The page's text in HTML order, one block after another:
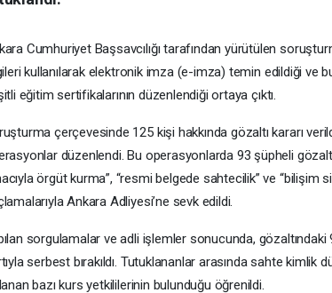
Cumhuriyet Başsavcılığı tarafından yürütülen
kullanılarak elektronik imza (e-imza) temin edildiği ve
eğitim sertifikalarının düzenlendiği ortaya çıktı.
çerçevesinde 125 kişi hakkında gözaltı kararı
düzenlendi. Bu operasyonlarda 93 şüpheli
örgüt kurma”, “resmi belgede sahtecilik” ve “bilişim
Ankara Adliyesi’ne sevk edildi.
sorgulamalar ve adli işlemler sonucunda,
serbest bırakıldı. Tutuklananlar arasında sahte
bazı kurs yetkililerinin bulunduğu öğrenildi.